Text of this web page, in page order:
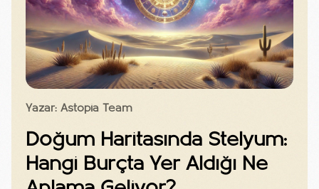
Yazar: Astopia Team
Doğum Haritasında Stelyum:
Hangi Burçta Yer Aldığı Ne